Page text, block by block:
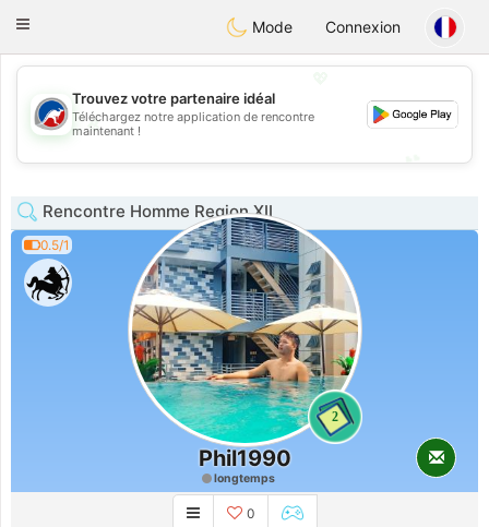
AustraliaChat
Toggle
Mode Connexion
💖
💕
Trouvez votre partenaire idéal
Téléchargez notre application de rencontre
maintenant !
Rencontre Homme Region XII
0.5/1
2
Phil1990
longtemps
0